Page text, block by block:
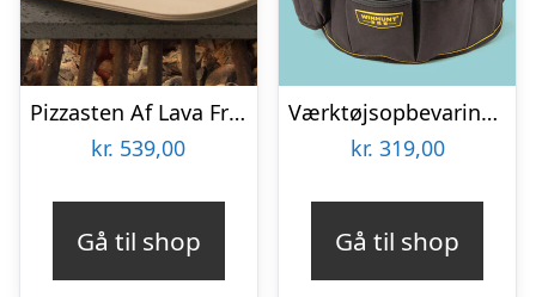
Pizzasten Af Lava Fra Etna
kr. 539,00
Gå til shop
Værktøjsopbevaring til spand
kr. 319,00
Gå til shop